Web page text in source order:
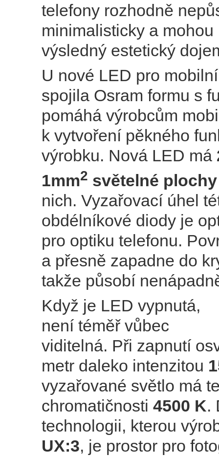
telefony rozhodně
minimalisticky a mohou
výsledný estetický
U nové LED pro
spojila Osram formu s
pomáhá výrobcům
k vytvoření pěkného
výrobku. Nová LED má
1mm2 světelné plochy
nich. Vyzařovací úhel
obdélníkové diody je
pro optiku telefonu.
a přesně zapadne do
takže působí
Když je LED vypnutá,
není téměř vůbec
viditelná. Při zapnutí
metr daleko intenzitou
vyzařované světlo má
chromatičnosti 4500 K.
technologii, kterou
UX:3, je prostor pro